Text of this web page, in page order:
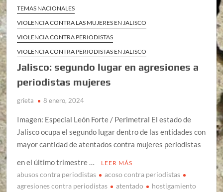
TEMAS NACIONALES
VIOLENCIA CONTRA LAS MUJERES EN JALISCO
VIOLENCIA CONTRA PERIODISTAS
VIOLENCIA CONTRA PERIODISTAS EN JALISCO
Jalisco: segundo lugar en agresiones a
periodistas mujeres
grieta 8 enero, 2024
Imagen: Especial León Forte / Perimetral El estado de
Jalisco ocupa el segundo lugar dentro de las entidades con
mayor cantidad de atentados contra mujeres periodistas
en el último trimestre …
LEER MÁS
abusos contra periodistas
acoso contra periodistas
agresiones contra periodistas
atentado
hostigamiento